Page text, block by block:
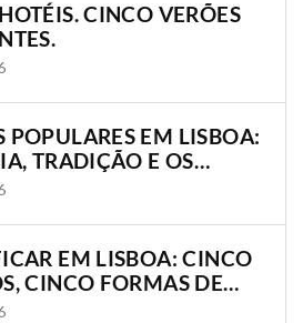
CINCO VERÕES
POPULARES EM LISBOA:
TRADIÇÃO E OS
ONDE A CIDADE
EM LISBOA: CINCO
CINCO FORMAS DE
CIDADE